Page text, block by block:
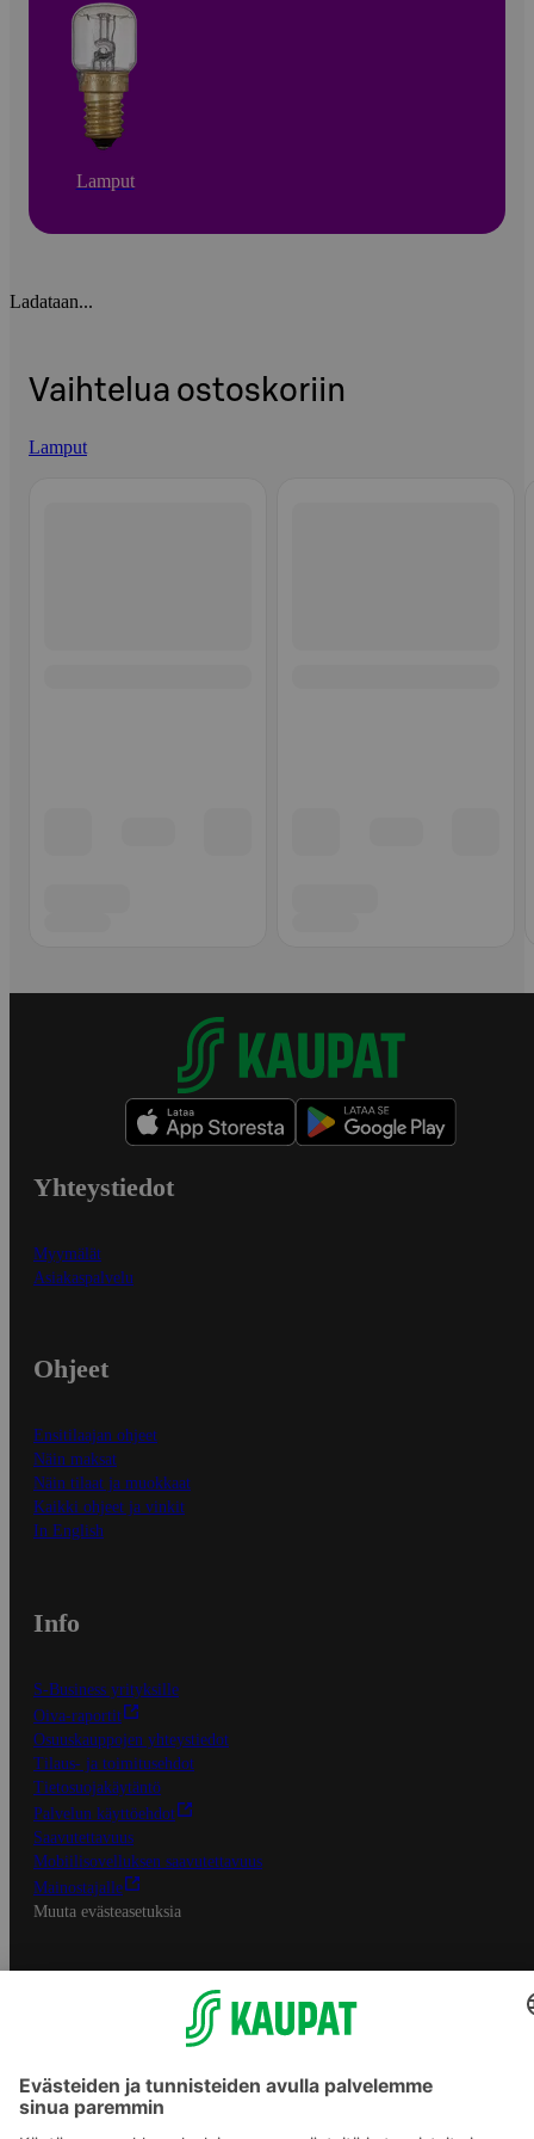
Lamput
Ladataan...
Vaihtelua ostoskoriin
Lamput
Yhteystiedot
Myymälät
Asiakaspalvelu
Ohjeet
Ensitilaajan ohjeet
Näin maksat
Näin tilaat ja muokkaat
Kaikki ohjeet ja vinkit
In English
Info
S-Business yrityksille
Oiva-raportit
Osuuskauppojen yhteystiedot
Tilaus- ja toimitusehdot
Tietosuojakäytäntö
Palvelun käyttöehdot
Saavutettavuus
Mobiilisovelluksen saavutettavuus
Mainostajalle
Muuta evästeasetuksia
S-ryhmän palvelut
Asiakasomistajuus
Yhteishyvä Ruoka -sovellus